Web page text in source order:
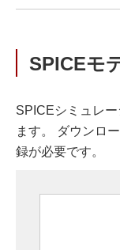
SPICEモ
SPICEシミュレ
ます。 ダウンロ
録が必要です。